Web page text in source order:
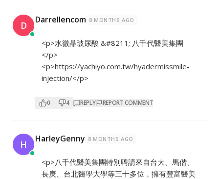
D Darrellencom 8 MONTHS AGO
<p>水微晶玻尿酸 &#8211; 八千代醫美集團
</p>
<p>https://yachiyo.com.tw/hyadermissmile-
injection/</p>
0 4 REPLY REPORT COMMENT
H HarleyGenny 8 MONTHS AGO
<p>八千代醫美集團特別聘請來自台大、馬偕、
長庚、台北醫學大學等三十多位，擁有豐富醫美